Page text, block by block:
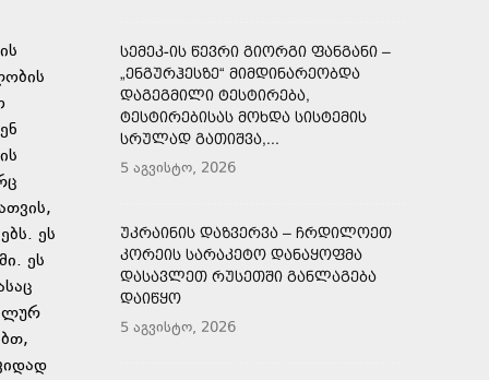
ეს
ეს
ᲡᲔᲛᲔᲙ-ᲘᲡ ᲬᲔᲕᲠᲘ ᲒᲘᲝᲠᲒᲘ ᲤᲐᲜᲒᲐᲜᲘ –
„ᲔᲜᲒᲣᲠᲰᲔᲡᲖᲔ“ ᲛᲘᲛᲓᲘᲜᲐᲠᲔᲝᲑᲓᲐ
ᲓᲐᲒᲔᲒᲛᲘᲚᲘ ᲢᲔᲡᲢᲘᲠᲔᲑᲐ,
ᲢᲔᲡᲢᲘᲠᲔᲑᲘᲡᲐᲡ ᲛᲝᲮᲓᲐ ᲡᲘᲡᲢᲔᲛᲘᲡ
ᲡᲠᲣᲚᲐᲓ ᲒᲐᲗᲘᲨᲕᲐ,...
5 აგვისტო, 2026
ᲣᲙᲠᲐᲘᲜᲘᲡ ᲓᲐᲖᲕᲔᲠᲕᲐ – ᲩᲠᲓᲘᲚᲝᲔᲗ
ᲙᲝᲠᲔᲘᲡ ᲡᲐᲠᲐᲙᲔᲢᲝ ᲓᲐᲜᲐᲧᲝᲤᲛᲐ
ᲓᲐᲡᲐᲕᲚᲔᲗ ᲠᲣᲡᲔᲗᲨᲘ ᲒᲐᲜᲚᲐᲒᲔᲑᲐ
ᲓᲐᲘᲬᲧᲝ
5 აგვისტო, 2026